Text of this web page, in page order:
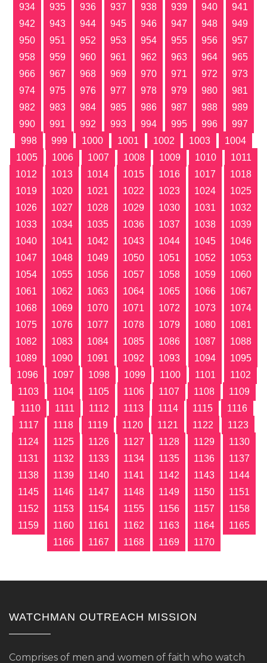
934
935 936 937 938 939 940
941
942
943 944 945 946 947 948
949
950
951 952 953 954 955 956
957
958
959 960 961 962 963 964
965
966
967 968 969 970 971 972
973
974
975 976 977 978 979 980
981
982
983 984 985 986 987 988
989
990
991 992 993 994 995 996
997
998
999 1000 1001 1002 1003
1004
1005
1006 1007 1008 1009 1010
1011
1012
1013 1014 1015 1016 1017
1018
1019
1020 1021 1022 1023 1024
1025
1026
1027 1028 1029 1030 1031
1032
1033
1034 1035 1036 1037 1038
1039
1040
1041 1042 1043 1044 1045
1046
1047
1048 1049 1050 1051 1052
1053
1054
1055 1056 1057 1058 1059
1060
1061
1062 1063 1064 1065 1066
1067
1068
1069 1070 1071 1072 1073
1074
1075
1076 1077 1078 1079 1080
1081
1082
1083 1084 1085 1086 1087
1088
1089
1090 1091 1092 1093 1094
1095
1096
1097 1098 1099 1100 1101
1102
1103
1104 1105 1106 1107 1108
1109
1110
1111 1112 1113 1114 1115
1116
1117
1118 1119 1120 1121 1122
1123
1124
1125 1126 1127 1128 1129
1130
1131
1132 1133 1134 1135 1136
1137
1138
1139 1140 1141 1142 1143
1144
1145
1146 1147 1148 1149 1150
1151
1152
1153 1154 1155 1156 1157
1158
1159
1160 1161 1162 1163 1164
1165
1166
1167 1168 1169 1170
WATCHMAN OUTREACH MISSION
Comprises of men and women of faith who watch